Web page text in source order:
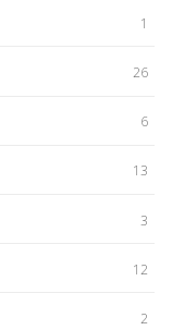
1
26
6
13
3
12
2